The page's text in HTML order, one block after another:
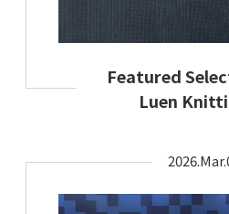
Featured
Luen